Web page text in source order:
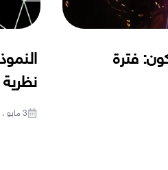
فترة
3 مايو ، 2019